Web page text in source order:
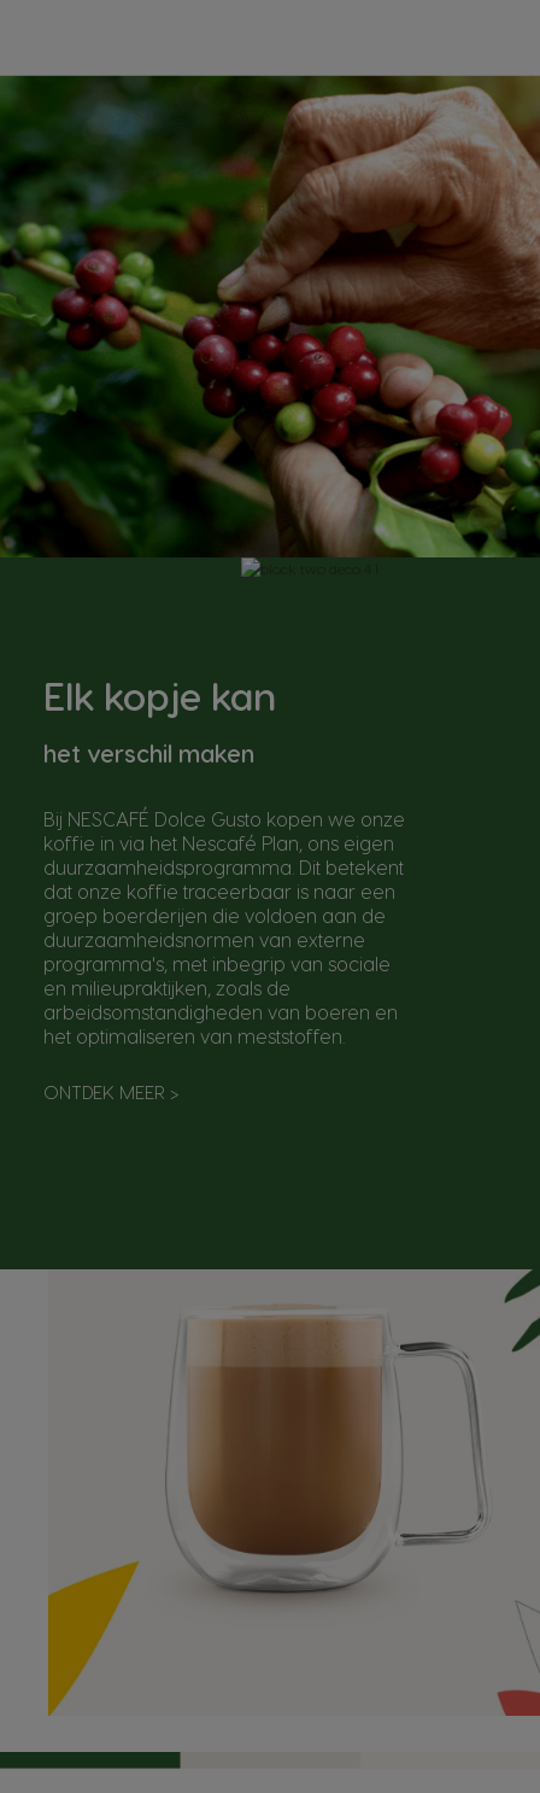
Elk kopje kan
het verschil maken
Bij NESCAFÉ Dolce Gusto kopen we onze
koffie in via het Nescafé Plan, ons eigen
duurzaamheidsprogramma. Dit betekent
dat onze koffie traceerbaar is naar een
groep boerderijen die voldoen aan de
duurzaamheidsnormen van externe
programma's, met inbegrip van sociale
en milieupraktijken, zoals de
arbeidsomstandigheden van boeren en
het optimaliseren van meststoffen.
ONTDEK MEER >